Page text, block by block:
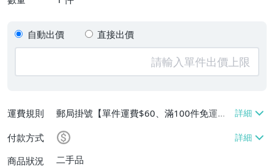
自動出價 直接出價
運費規則
郵局掛號【單件運費$60、滿100件免運
費】
付款方式
商品狀況
二手品